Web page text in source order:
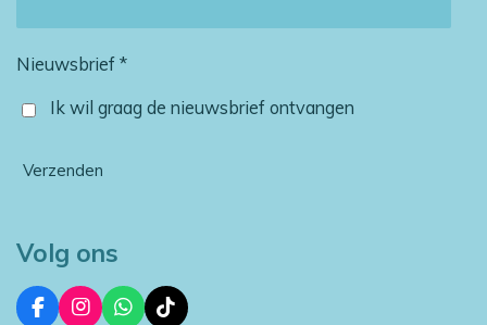
Nieuwsbrief *
Ik wil graag de nieuwsbrief ontvangen
Verzenden
Volg ons
F
I
W
T